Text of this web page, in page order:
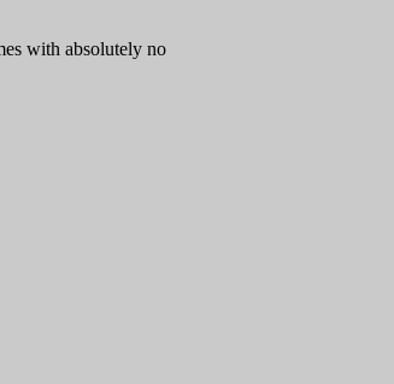
with absolutely no